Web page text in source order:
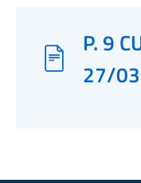
P. 9
27/